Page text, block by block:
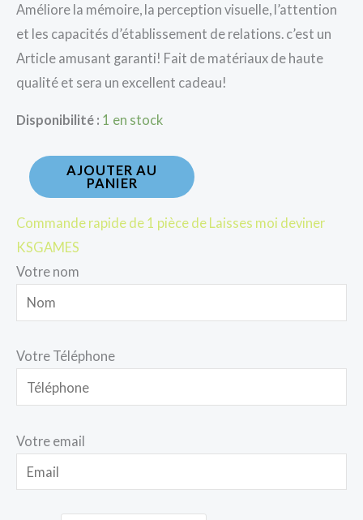
Améliore la mémoire, la perception visuelle, l’attention
et les capacités d’établissement de relations. c’est un
Article amusant garanti! Fait de matériaux de haute
qualité et sera un excellent cadeau!
Disponibilité : 1 en stock
AJOUTER AU
PANIER
Commande rapide de 1 pièce de Laisses moi deviner
KSGAMES
Votre nom
Votre Téléphone
Votre email